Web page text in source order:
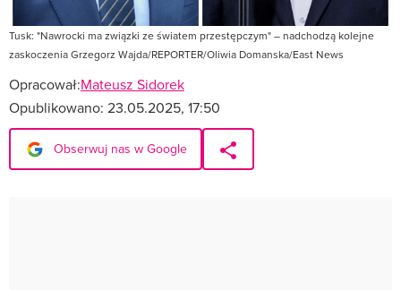
Tusk: "Nawrocki ma związki ze światem przestępczym" – nadchodzą kolejne
zaskoczenia Grzegorz Wajda/REPORTER/Oliwia Domanska/East News
Opracował:Mateusz Sidorek
Opublikowano: 23.05.2025, 17:50
Obserwuj nas w Google